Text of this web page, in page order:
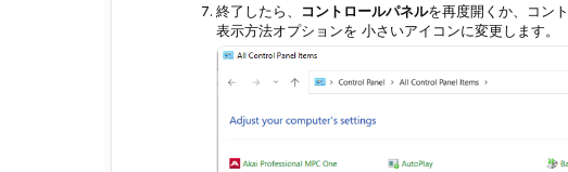
終了したら、 コントロールパネルを再度開くか、コン
表示方法オプションを 小さいアイコンに変更します。